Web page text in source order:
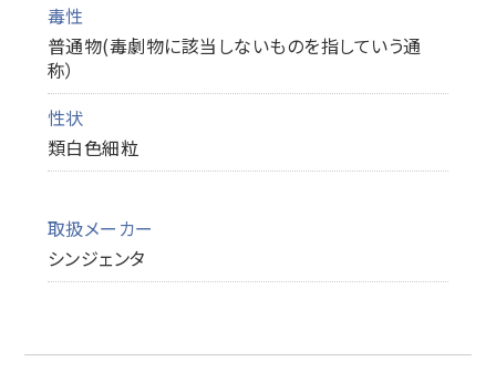
毒性
普通物(毒劇物に該当しないものを指していう通
称）
性状
類白色細粒
取扱メーカー
シンジェンタ